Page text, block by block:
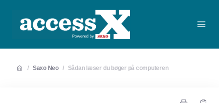
/ Saxo Neo / Sådan læser du bøger på computeren